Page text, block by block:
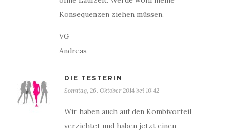
Konsequenzen ziehen müssen.
VG
Andreas
DIE TESTERIN
Sonntag, 26. Oktober 2014 bei 10:42
Wir haben auch auf den Kombivorteil
verzichtet und haben jetzt einen